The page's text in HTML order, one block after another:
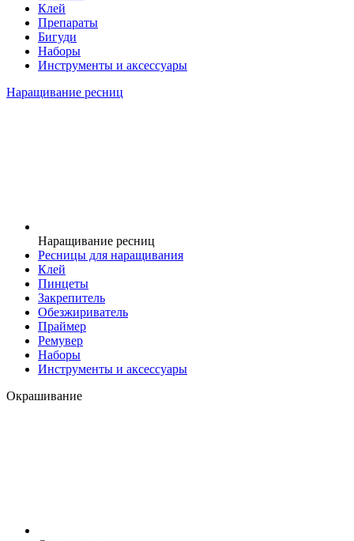
Клей
Препараты
Бигуди
Наборы
Инструменты и аксессуары
Наращивание ресниц
Наращивание ресниц
Ресницы для наращивания
Клей
Пинцеты
Закрепитель
Обезжириватель
Праймер
Ремувер
Наборы
Инструменты и аксессуары
Окрашивание